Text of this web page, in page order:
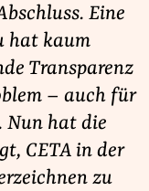
Eine
hat kaum
Transparenz
– auch für
Nun hat die
CETA in der
zu